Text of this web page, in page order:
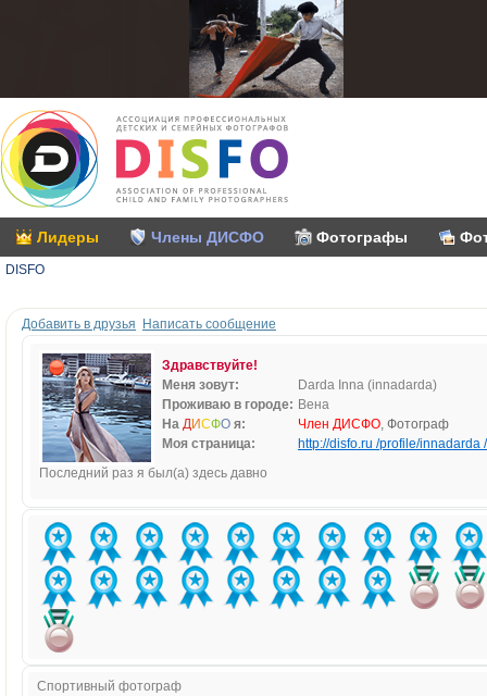
Лидеры Члены ДИСФО Фотографы
DISFO
Добавить в друзья Написать сообщение
Здравствуйте!
Меня зовут:
Darda Inna (innadarda)
Проживаю в городе: Вена
На ДИСФО я: Член ДИСФО, Фотограф
Моя страница:
http://disfo.ru /profile/innadarda /
Последний раз я был(а) здесь давно
Спортивный фотограф